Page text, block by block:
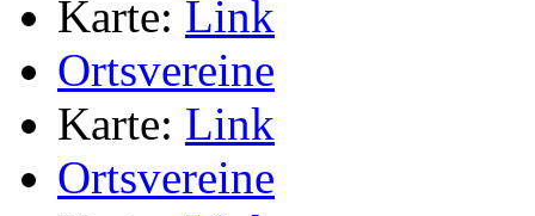
Karte: Link
Ortsvereine
Karte: Link
Ortsvereine